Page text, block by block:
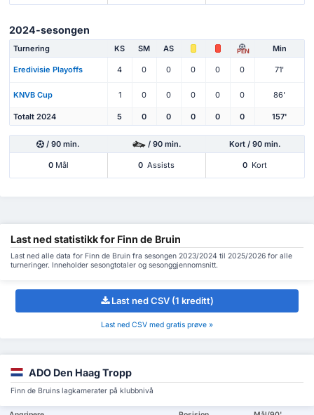
2024-sesongen
Turnering KS SM AS PEN Min
Eredivisie Playoffs 4 0 0 0 0 0 71'
KNVB Cup 1 0 0 0 0 0 86'
Totalt 2024 5 0 0 0 0 0 157'
/ 90 min. / 90 min. Kort / 90 min.
0Mål 0 Assists 0 Kort
Last ned statistikk for Finn de Bruin
Last ned alle data for Finn de Bruin fra sesongen 2023/2024 til 2025/2026 for alle
turneringer. Inneholder sesongtotaler og sesonggjennomsnitt.
Last ned CSV (1 kreditt)
Last ned CSV med gratis prøve »
ADO Den Haag Tropp
Finn de Bruins lagkamerater på klubbnivå